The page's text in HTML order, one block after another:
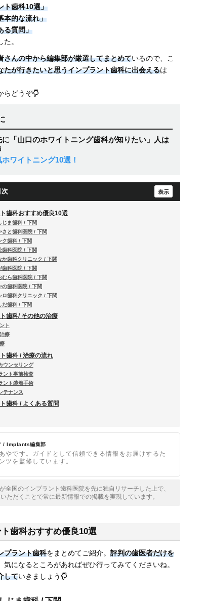
ト歯科10選」
本的な流れ」
る質問」
。
さんの中から編集部が厳選してまとめているので、こ
たが行きたいと思うインプラント歯科に出会えるは
らどうぞ
「山口のホワイトニング歯科が知りたい」人は
ワイトニング10選！
次
歯科おすすめ優良10選
じま歯科 / 下関
と歯科医院 / 下関
ク歯科 / 下関
歯科医院 / 下関
歯科クリニック / 下関
歯科医院 / 下関
ら歯科医院 / 下関
の歯科医院 / 下関
歯科クリニック / 下関
だ歯科 / 下関
歯科/ その他の治療
ト
療
歯科 / 治療の流れ
ウンセリング
ント事前検査
ント装着手術
テナンス
歯科 / よくある質問
/ Implants編集部
やです。ガイドとして信頼できる情報をお届けするた
ツを監修しています。
全国のインプラント歯科医院を先に独自リサーチした上で、
ただくことで常に最新情報での掲載を実現しています。
歯科おすすめ優良10選
プラント歯科をまとめてご紹介。 評判の歯医者だけを
気になるところがあればぜひ行ってみてくださいね。
していきましょう